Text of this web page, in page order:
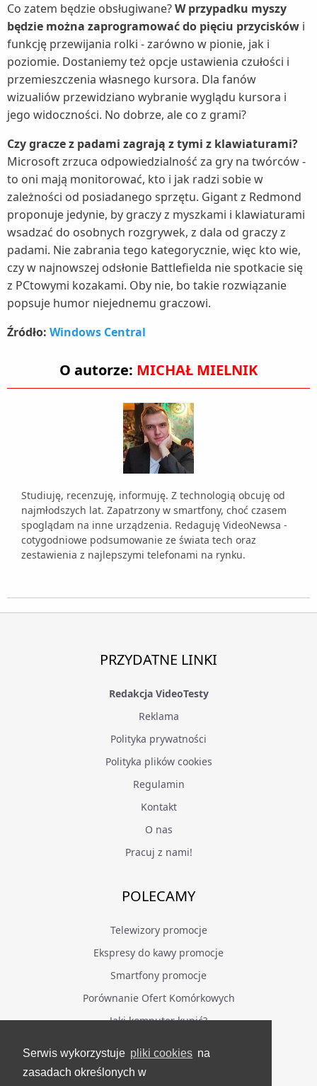
Serwis wykorzystuje pliki cookies na
zasadach określonych w
Co zatem będzie obsługiwane?W przypadku myszy
będzie można zaprogramować do pięciu przycisków i
funkcję przewijania rolki - zarówno w pionie, jak i
poziomie. Dostaniemy też opcje ustawienia czułości i
przemieszczenia własnego kursora. Dla fanów
wizualiów przewidziano wybranie wyglądu kursora i
jego widoczności. No dobrze, ale co z grami?
Czy gracze z padami zagrają z tymi z klawiaturami?
Microsoft zrzuca odpowiedzialność za gry na twórców -
to oni mają monitorować, kto i jak radzi sobie w
zależności od posiadanego sprzętu. Gigant z Redmond
proponuje jedynie, by graczy z myszkami i klawiaturami
wsadzać do osobnych rozgrywek, z dala od graczy z
padami. Nie zabrania tego kategorycznie, więc kto wie,
czy w najnowszej odsłonie Battlefielda nie spotkacie się
z PCtowymi kozakami. Oby nie, bo takie rozwiązanie
popsuje humor niejednemu graczowi.
Źródło: Windows Central
O autorze: MICHAŁ MIELNIK
Studiuję, recenzuję, informuję. Z technologią obcuję od
najmłodszych lat. Zapatrzony w smartfony, choć czasem
spoglądam na inne urządzenia. Redaguję VideoNewsa -
cotygodniowe podsumowanie ze świata tech oraz
zestawienia z najlepszymi telefonami na rynku.
PRZYDATNE LINKI
Redakcja VideoTesty
Reklama
Polityka prywatności
Polityka plików cookies
Regulamin
Kontakt
O nas
Pracuj z nami!
POLECAMY
Telewizory promocje
Ekspresy do kawy promocje
Smartfony promocje
Porównanie Ofert Komórkowych
Jaki komputer kupić?
BĄDŹ NA BIEŻĄCO